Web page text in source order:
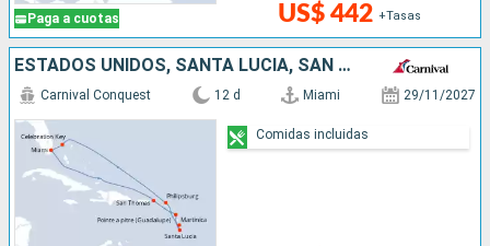
Paga a cuotas US$ 442 +Tasas
ESTADOS UNIDOS, SANTA LUCIA, SAN MARTÍN, BAHAMAS
Carnival Conquest 12 d Miami 29/11/2027
Comidas incluidas